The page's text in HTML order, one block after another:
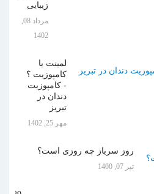
زیبایی
مرداد 08,
1402
لمینت یا
کامپوزیت ؟
- کامپوزیت
دندان در
تبریز
مهر 25, 1402
روز سرباز چه روزی است؟
تیر 07, 1400